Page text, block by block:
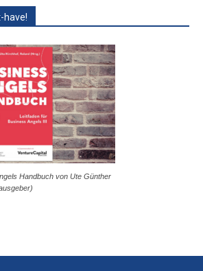
have!
Handbuch von Ute Günther